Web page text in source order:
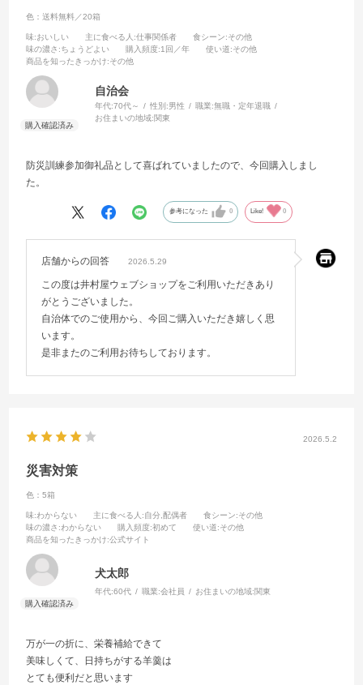
色：送料無料／20箱
味:おいしい 主に食べる人 :仕事関係者 食シーン:その他
味の濃さ :ちょうどよい 購入頻度:1回／年 使い道:その他
商品を知ったきっかけ:その他
自治会
年代:70代～ 性別:男性 職業:無職・定年退職
お住まいの地域:関東
防災訓練参加御礼品として喜ばれていましたので、今回購入しまし
た。
参考になった 0 Like! 0
店舗からの回答 2026.5.29
この度は井村屋ウェブショップをご利用いただきあり
がとうございました。
自治体でのご使用から、今回ご購入いただき嬉しく思
います。
是非またのご利用お待ちしております。
2026.5.2
災害対策
色：5箱
味:わからない 主に食べる人 :自分,配偶者 食シーン:その他
味の濃さ :わからない 購入頻度:初めて 使い道:その他
商品を知ったきっかけ:公式サイト
犬太郎
年代:60代 職業:会社員 お住まいの地域:関東
万が一の折に、栄養補給できて
美味しくて、日持ちがする羊羹は
とても便利だと思います